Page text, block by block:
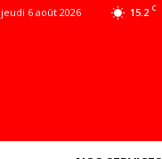
15.2 C
jeudi 6 août 2026